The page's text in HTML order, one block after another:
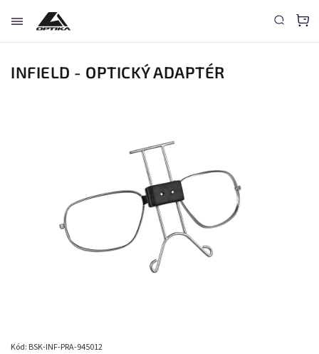
INFIELD - OPTICKÝ ADAPTÉR
Kód: BSK-INF-PRA-945012